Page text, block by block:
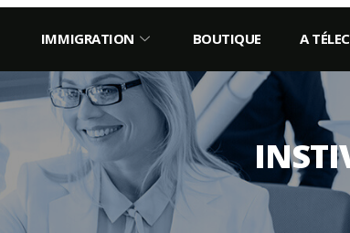
IMMIGRATION BOUTIQUE A